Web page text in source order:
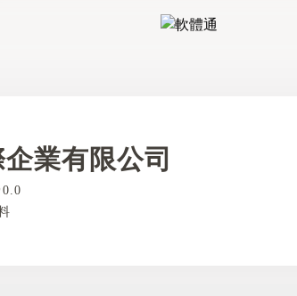
業有限公司
0.0